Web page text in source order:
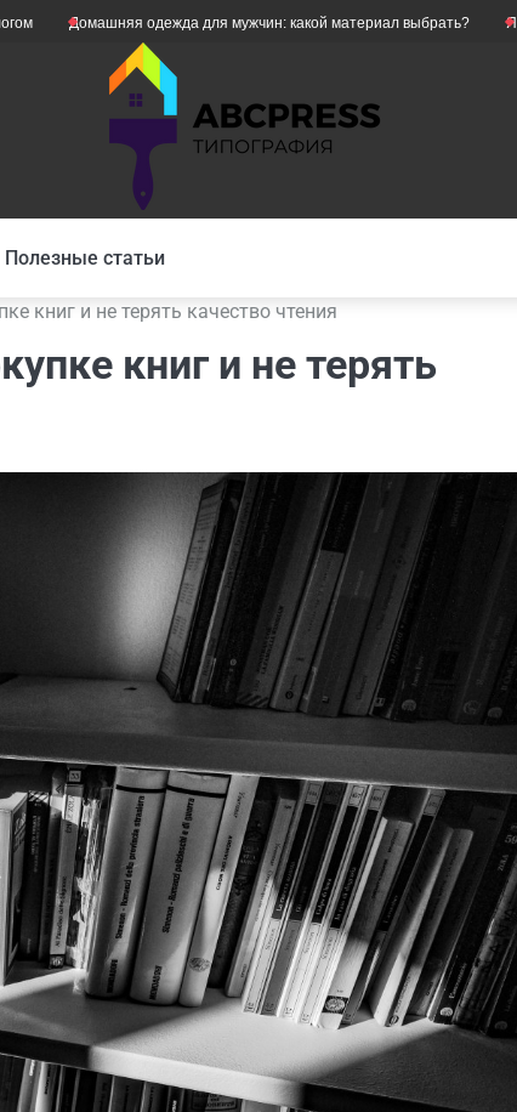
одежда для мужчин: какой материал выбрать? Як
Полезные статьи
книг и не терять качество чтения
книг и не терять